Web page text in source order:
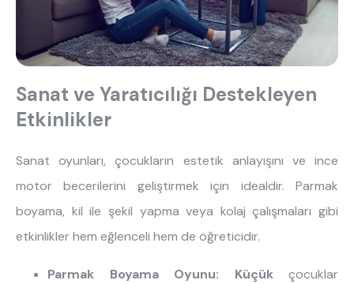
Sanat ve Yaratıcılığı Destekleyen
Etkinlikler
Sanat oyunları, çocukların estetik anlayışını ve ince
motor becerilerini geliştirmek için idealdir. Parmak
boyama, kil ile şekil yapma veya kolaj çalışmaları gibi
etkinlikler hem eğlenceli hem de öğreticidir.
Parmak Boyama Oyunu: Küçükçocuklar